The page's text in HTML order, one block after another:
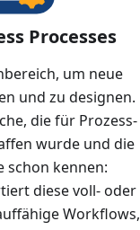
Processes
um neue
und zu designen.
die für Prozess-
wurde und die
schon kennen:
diese voll- oder
Workflows,